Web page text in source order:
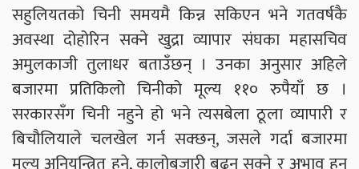
सहुलियतको चिनी समयमै किन्न सकिएन भने गतवर्षकै
अवस्था दोहोरिन सक्ने खुद्रा व्यापार संघका महासचिव
अमुलकाजी तुलाधर बताउँछन् । उनका अनुसार अहिले
बजारमा प्रतिकिलो चिनीको मूल्य ११० रुपैयाँ छ ।
सरकारसँग चिनी नहुने हो भने त्यसबेला ठूला व्यापारी र
बिचौलियाले चलखेल गर्न सक्छन्, जसले गर्दा बजारमा